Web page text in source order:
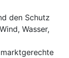
den Schutz
Wasser,